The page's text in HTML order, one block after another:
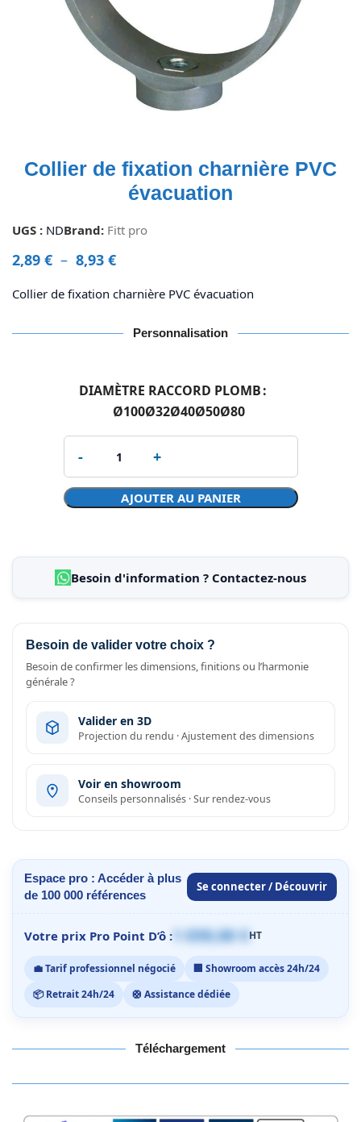
Collier de fixation charnière PVC
évacuation
UGS : NDBrand: Fitt pro
2,89 € – 8,93 €
Collier de fixation charnière PVC évacuation
Personnalisation
DIAMÈTRE RACCORD PLOMB
Ø100Ø32Ø40Ø50Ø80
AJOUTER AU PANIER
Besoin d'information ? Contactez-nous
Besoin de valider votre choix ?
Besoin de confirmer les dimensions, finitions ou l’harmonie
générale ?
Valider en 3D
Projection du rendu · Ajustement des dimensions
Voir en showroom
Conseils personnalisés · Sur rendez-vous
Espace pro : Accéder à plus
de 100 000 références
Se connecter / Découvrir
Votre prix Pro Point D’ô : 1 059,00 €HT
💼 Tarif professionnel négocié
🏢 Showroom accès 24h/24
📦 Retrait 24h/24
🛟 Assistance dédiée
Téléchargement